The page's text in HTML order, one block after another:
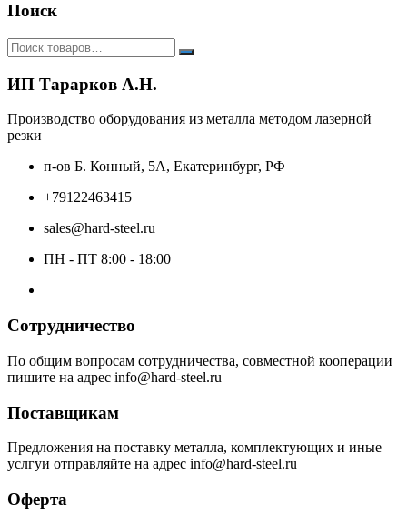
Поиск
ИП Тарарков А.Н.
Производство оборудования из металла методом лазерной
резки
п-ов Б. Конный, 5А, Екатеринбург, РФ
+79122463415
sales@hard-steel.ru
ПН - ПТ 8:00 - 18:00
Сотрудничество
По общим вопросам сотрудничества, совместной кооперации
пишите на адрес info@hard-steel.ru
Поставщикам
Предложения на поставку металла, комплектующих и иные
услгуи отправляйте на адрес info@hard-steel.ru
Оферта